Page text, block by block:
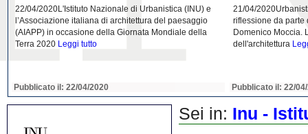
22/04/2020L'Istituto Nazionale di Urbanistica (INU) e
l’Associazione italiana di architettura del paesaggio
(AIAPP) in occasione della Giornata Mondiale della
Terra 2020 Leggi tutto
Pubblicato il: 22/04/2020
21/04/
riflessione da parte
Domenico Moccia.
dell'architettura
Pubblicato il: 22/
Sei in: Inu -